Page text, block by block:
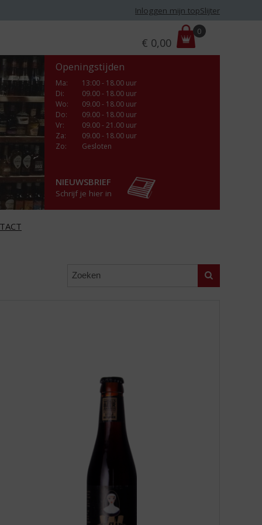
Inloggen mijn topSlijter
r
i
€ 0,00
0
Openingstijden
Ma:
13:00 - 18.00 uur
Di:
09.00 - 18.00 uur
Wo:
09.00 - 18.00 uur
Do:
09.00 - 18.00 uur
Vr:
09.00 - 21.00 uur
Za:
09.00 - 18.00 uur
Zo:
Gesloten
NIEUWSBRIEF
Schrijf je hier in
Zoeken